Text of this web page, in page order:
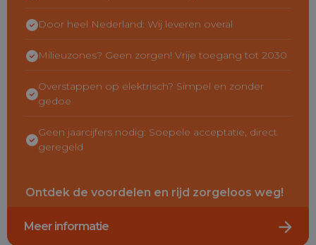
Door heel Nederland: Wij leveren overal
Milieuzones? Geen zorgen! Vrije toegang tot 2030
Overstappen op elektrisch? Simpel en zonder
gedoe
Geen jaarcijfers nodig: Soepele acceptatie, direct
geregeld
Ontdek de voordelen en rijd zorgeloos weg!
Meer informatie